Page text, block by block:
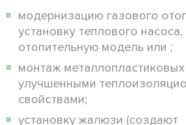
модернизацию газового
установку теплового
отопительную модель или ;
монтаж
улучшенными
свойствами;
установку жалюзи (создают